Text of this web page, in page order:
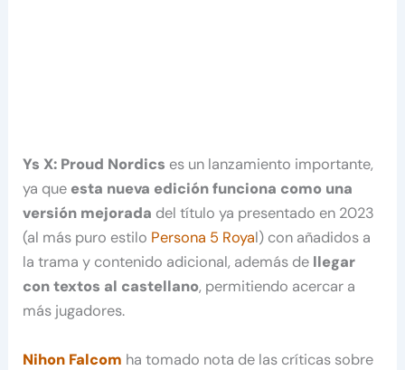
Ys X: Proud Nordics es un lanzamiento importante,
ya que esta nueva edición funciona como una
versión mejorada del título ya presentado en 2023
(al más puro estilo Persona 5 Royal) con añadidos a
la trama y contenido adicional, además de llegar
con textos al castellano, permitiendo acercar a
más jugadores.
Nihon Falcom ha tomado nota de las críticas sobre